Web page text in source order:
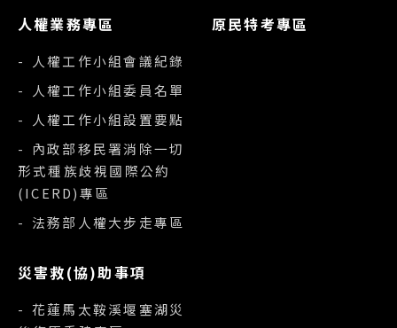
人權業務專區
- 人權工作小組會議紀錄
- 人權工作小組委員名單
- 人權工作小組設置要點
- 內政部移民署消除一切
形式種族歧視國際公約
(ICERD)專區
- 法務部人權大步走專區
原民特考專區
災害救(協)助事項
- 花蓮馬太鞍溪堰塞湖災